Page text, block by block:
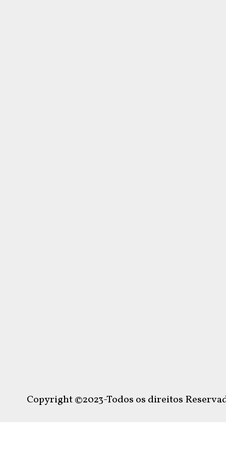
Copyright ©2023-Todos os direitos